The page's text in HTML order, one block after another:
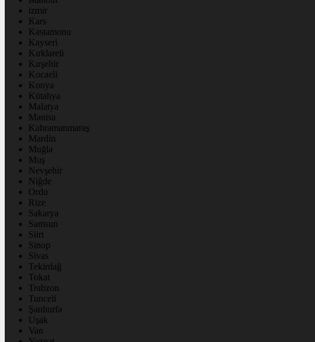
izmir
Kars
Kastamonu
Kayseri
Kırklareli
Kırşehir
Kocaeli
Konya
Kütahya
Malatya
Manisa
Kahramanmaraş
Mardin
Muğla
Muş
Nevşehir
Niğde
Ordu
Rize
Sakarya
Samsun
Siirt
Sinop
Sivas
Tekirdağ
Tokat
Trabzon
Tunceli
Şanlıurfa
Uşak
Van